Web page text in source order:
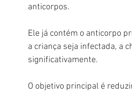
anticorpos.
Ele já contém o anticorpo
a criança seja infectada, a
significativamente.
O objetivo principal é